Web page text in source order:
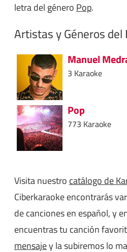
letra del género Pop.
Artistas y Géneros del
Manuel
3 Karaoke
Pop
773 Karaoke
Visita nuestro catálogo de
Ciberkaraoke encontrarás
de canciones en español, y
encuentras tu canción
mensajey la subiremos lo